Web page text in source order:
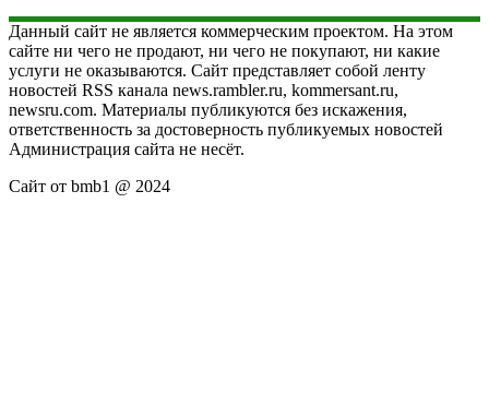
Данный сайт не является коммерческим проектом. На этом
сайте ни чего не продают, ни чего не покупают, ни какие
услуги не оказываются. Сайт представляет собой ленту
новостей RSS канала news.rambler.ru, kommersant.ru,
newsru.com. Материалы публикуются без искажения,
ответственность за достоверность публикуемых новостей
Администрация сайта не несёт.
Сайт от bmb1 @ 2024